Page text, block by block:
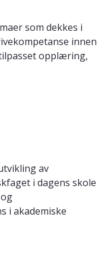
som dekkes i
innen
opplæring,
av
i dagens skole
i akademiske